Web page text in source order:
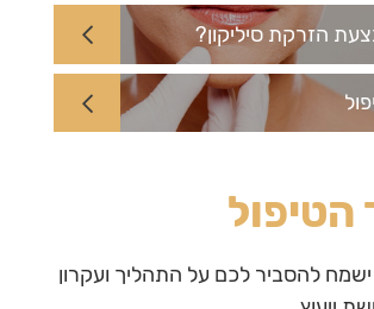
הזרקת סיליקון?
הטיפול
להסביר לכם על התהליך ועקרון